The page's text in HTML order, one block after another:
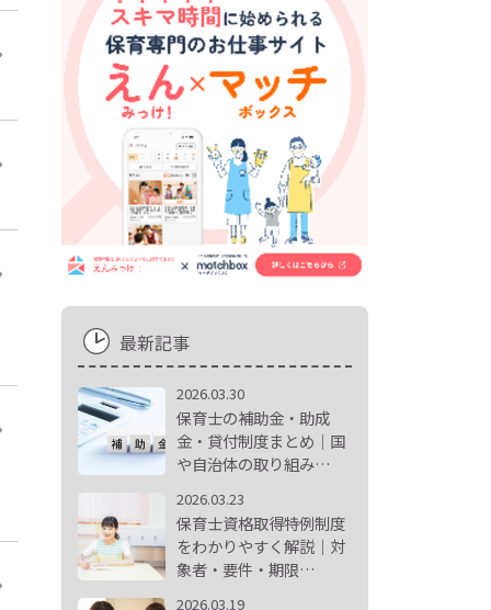
最新記事
2026.03.30
保育士の補助金・助成
金・貸付制度まとめ｜国
や自治体の取り組み…
2026.03.23
保育士資格取得特例制度
をわかりやすく解説｜対
象者・要件・期限…
2026.03.19